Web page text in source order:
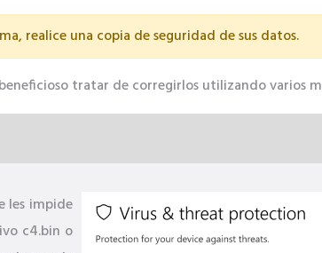
realice una copia de seguridad de sus datos.
tratar de corregirlos utilizando varios
les impide
c4.bin o